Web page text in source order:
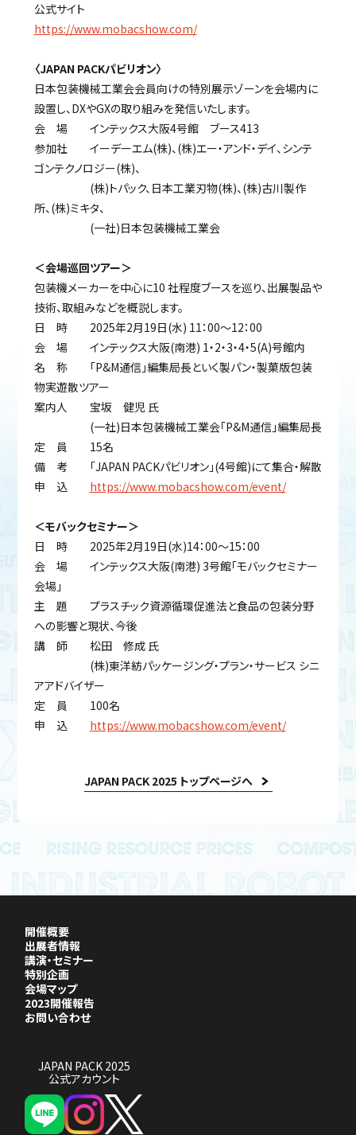
公式サイト
https://www.mobacshow.com/
〈JAPAN PACKパビリオン〉
日本包装機械工業会会員向けの特別展示ゾーンを会場内に
設置し、DXやGXの取り組みを発信いたします。
会 場 インテックス大阪4号館 ブース413
参加社 イーデーエム(株)、(株)エー・アンド・デイ、シンテ
ゴンテクノロジー(株)、
(株)トパック、日本工業刃物(株)、(株)古川製作
所、(株)ミキタ、
(一社)日本包装機械工業会
＜会場巡回ツアー＞
包装機メーカーを中心に10 社程度ブースを巡り、出展製品や
技術、取組みなどを概説します。
日 時 2025年2月19日(水) 11：00～12：00
会 場 インテックス大阪(南港) 1・2・3・4・5(A)号館内
名 称 「P&M通信」編集局長といく製パン・製菓版包装
物実遊散ツアー
案内人 宝坂 健児 氏
(一社)日本包装機械工業会「P&M通信」編集局長
定 員 15名
備 考 「JAPAN PACKパビリオン」(4号館)にて集合・解散
申 込 https://www.mobacshow.com/event/
＜モバックセミナー＞
日 時 2025年2月19日(水)14：00～15：00
会 場 インテックス大阪(南港) 3号館「モバックセミナー
会場」
主 題 プラスチック資源循環促進法と食品の包装分野
への影響と現状、今後
講 師 松田 修成 氏
(株)東洋紡パッケージング・プラン・サービス シニ
アアドバイザー
定 員 100名
申 込 https://www.mobacshow.com/event/
JAPAN PACK 2025 トップページへ
開催概要
出展者情報
講演・セミナー
特別企画
会場マップ
2023開催報告
お問い合わせ
JAPAN PACK 2025
公式アカウント